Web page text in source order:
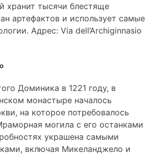
хранит тысячи блестяще
артефактов и использует самые
Адрес: Via dell’Archiginnasio
Доминика в 1221 году, в
монастыре началось
на которое потребовалось
могила с его останками
украшена самыми
включая Микеланджело и